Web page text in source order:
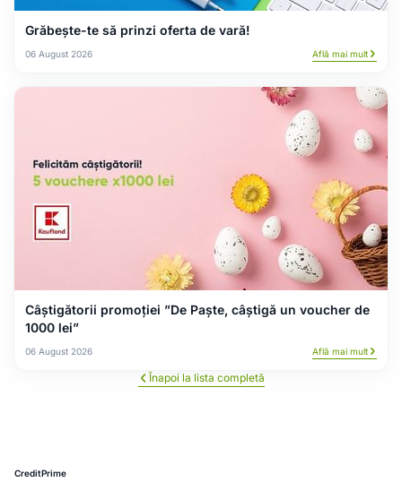
Grăbește-te să prinzi oferta de vară!
06 August 2026 Află mai mult
Câștigătorii promoției ”De Paște, câștigă un voucher de
1000 lei”
06 August 2026 Află mai mult
Înapoi la lista completă
CreditPrime